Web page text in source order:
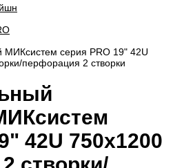
серия PRO 19" 42U
перфорация 2 створки
42U 750x1200